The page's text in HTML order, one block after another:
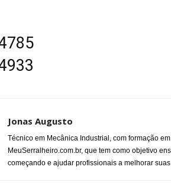
Jonas Augusto
Técnico em Mecânica Industrial, com formação
MeuSerralheiro.com.br, que tem como objetivo
começando e ajudar profissionais a melhorar